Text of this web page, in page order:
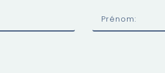
Prénom: